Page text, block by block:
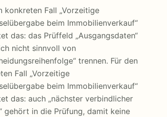
konkreten Fall „Vorzeitige
beim Immobilienverkauf“
das: das Prüffeld „Ausgangsdaten“
nicht sinnvoll von
trennen. Für den
Fall „Vorzeitige
beim Immobilienverkauf“
das: auch „nächster verbindlicher
gehört in die Prüfung, damit keine